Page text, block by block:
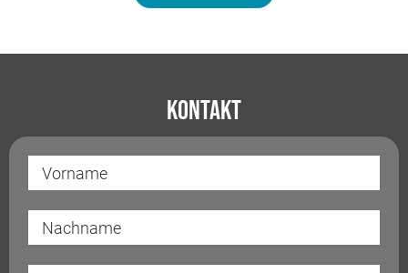
Kontakt